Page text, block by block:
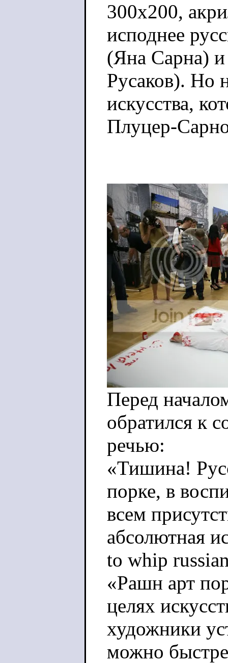
300х200,
исподнее
(Яна Сарна)
Русаков). Но
искусства,
Плуцер-
Перед
обратился к
речью:
«Тишина!
порке, в
всем
абсолютная
to whip
«Рашн арт
целях
художники
можно